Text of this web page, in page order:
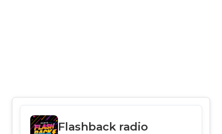
Flashback radio